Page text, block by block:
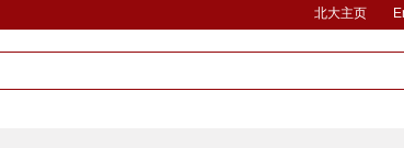
北大主页